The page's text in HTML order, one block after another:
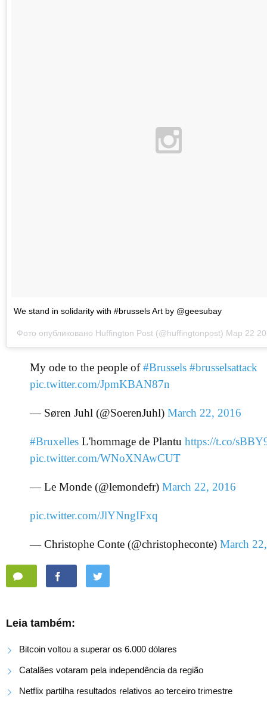
We stand in solidarity with #brussels Art by @geesubay
Фото опубликовано Huffington Post (@huffingtonpost) Мар 22
My ode to the people of#Brussels #brusselsattack
pic.twitter.com/JpmKBAN87n
— Søren Juhl (@SoerenJuhl) March 22, 2016
#Bruxelles L'hommage de Plantu https://t.co/
pic.twitter.com/WNoXNAwCUT
— Le Monde (@lemondefr) March 22, 2016
pic.twitter.com/JlYNngIFxq
— Christophe Conte (@christopheconte) March
Leia também:
Bitcoin voltou a superar os 6.000 dólares
Catalães votaram pela independência da região
Netflix partilha resultados relativos ao terceiro trimestre